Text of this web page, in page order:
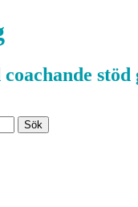
stöd